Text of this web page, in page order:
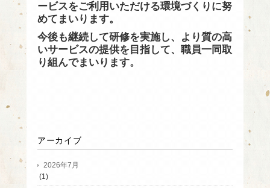
ービスをご利用いただける環境づくりに努
めてまいります。
今後も継続して研修を実施し、より質の高
いサービスの提供を目指して、職員一同取
り組んでまいります。
アーカイブ
2026年7月
(1)